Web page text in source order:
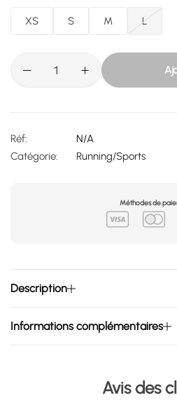
XS S M L
Réf:
N/A
Catégorie:
Running/Sports
Méthodes de
Description
Informations complémentaires
Avis des